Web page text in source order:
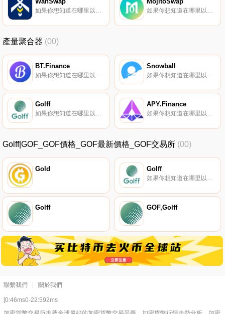
如果你想知道在哪里以當前價格購買WanSwap,目前交易{WanSwap]股票的頂級加密貨幣交易所是Wanswap。您可以在我們的加密貨幣交易所頁面上找到其他列表。WanSwap是一種跨鏈自動做市（AMM）去中心化交易所（DEX）. 如果你想知道在哪里以當前價格購買MojitoSwap,目前交易{MojitoSwap]股票的頂級加密貨幣交易所是KuCoin和MojitoSwap。您可以在我們的加密貨幣交易所頁面上找到其他列表.
產量聚合器 (00)
BT.Finance Snowball
Golff
如果你想知道在哪里以當前價格購買Golff,目前交易{Golff]股票的頂級加密貨幣交易所是Gate.io、MEXC、HitBTC、PancakeSwap（V2）和JuGOF。您可以在我們的加密貨幣交易所頁面上找到其他列表.
APY.Finance
如果你想知道在哪里以當前價格購買APY.Finance,目前交易{APY.Finance]股票的頂級加密貨幣交易所是HotAPYt和Uniswap（V2）。您可以在我們的加密貨幣交易所頁面上找到其他列表。APY.Finance智能合約不斷將您的資金輸送到最新、產量最高的農業戰略投資組合中.
Golff|GOF_GOF價格_GOF最新價格_GOF交易所 (00)
Gold Golff
如果你想知道在哪里以當前價格購買Golff,目前交易{Golff]股票的頂級加密貨幣交易所是Gate.io、MEXC、HitBTC、PancakeSwap（V2）和JuGOF。您可以在我們的加密貨幣交易所頁面上找到其他列表.
Golff GOF,Golff
聯繫我們 關於我們
[0:46ms0-22:592ms